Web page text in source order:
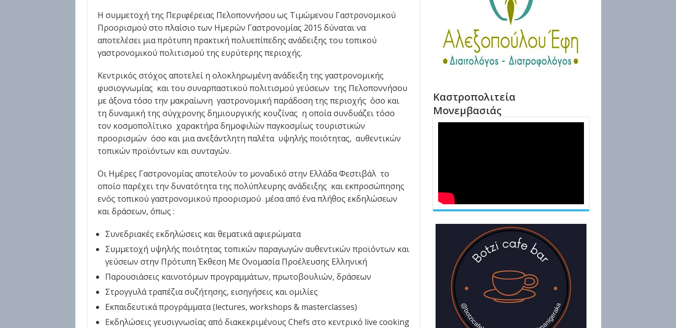
Η συμμετοχή της Περιφέρειας Πελοποννήσου ως Τιμώμενου Γαστρονομικού
Προορισμού στο πλαίσιο των Ημερών Γαστρονομίας 2015 δύναται να
αποτελέσει μια πρότυπη πρακτική πολυεπίπεδης ανάδειξης του τοπικού
γαστρονομικού πολιτισμού της ευρύτερης περιοχής.
Κεντρικός στόχος αποτελεί η ολοκληρωμένη ανάδειξη της γαστρονομικής
φυσιογνωμίας και του συναρπαστικού πολιτισμού γεύσεων της Πελοποννήσου
με άξονα τόσο την μακραίωνη γαστρονομική παράδοση της περιοχής όσο και
τη δυναμική της σύγχρονης δημιουργικής κουζίνας η οποία συνδυάζει τόσο
τον κοσμοπολίτικο χαρακτήρα δημοφιλών παγκοσμίως τουριστικών
προορισμών όσο και μια ανεξάντλητη παλέτα υψηλής ποιότητας, αυθεντικών
τοπικών προϊόντων και συνταγών.
Οι Ημέρες Γαστρονομίας αποτελούν το μοναδικό στην Ελλάδα Φεστιβάλ το
οποίο παρέχει την δυνατότητα της πολύπλευρης ανάδειξης και εκπροσώπησης
ενός τοπικού γαστρονομικού προορισμού μέσα από ένα πλήθος εκδηλώσεων
και δράσεων, όπως :
Συνεδριακές εκδηλώσεις και θεματικά αφιερώματα
Συμμετοχή υψηλής ποιότητας τοπικών παραγωγών αυθεντικών προϊόντων και
γεύσεων στην Πρότυπη Έκθεση Με Ονομασία Προέλευσης Ελληνική
Παρουσιάσεις καινοτόμων προγραμμάτων, πρωτοβουλιών, δράσεων
Στρογγυλά τραπέζια συζήτησης, εισηγήσεις και ομιλίες
Εκπαιδευτικά προγράμματα (lectures, workshops & masterclasses)
Εκδηλώσεις γευσιγνωσίας από διακεκριμένους Chefs στο κεντρικό live cooking
Καστροπολιτεία
Μονεμβασιάς